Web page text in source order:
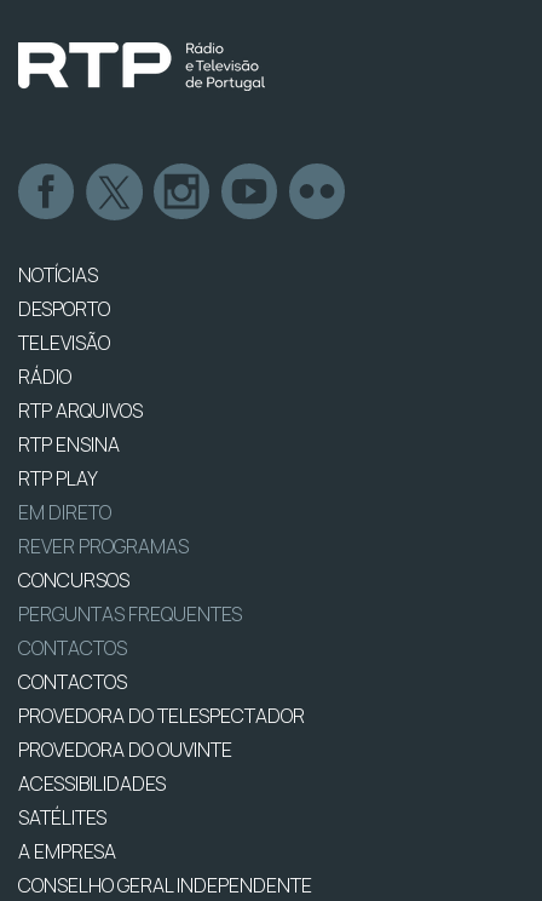
NOTÍCIAS
DESPORTO
TELEVISÃO
RÁDIO
RTP ARQUIVOS
RTP ENSINA
RTP PLAY
EM DIRETO
REVER PROGRAMAS
CONCURSOS
PERGUNTAS FREQUENTES
CONTACTOS
CONTACTOS
PROVEDORA DO TELESPECTADOR
PROVEDORA DO OUVINTE
ACESSIBILIDADES
SATÉLITES
A EMPRESA
CONSELHO GERAL INDEPENDENTE